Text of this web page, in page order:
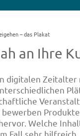
– das Plakat
an Ihre
digitalen
Welche
Fall sehr hilfreich.